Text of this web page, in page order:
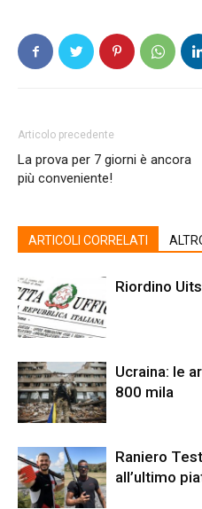
Articolo precedente
La prova per 7 giorni è ancora
più conveniente!
ARTICOLI CORRELATI
Riordino
Ucraina: le
800 mila
Raniero
all’ultimo